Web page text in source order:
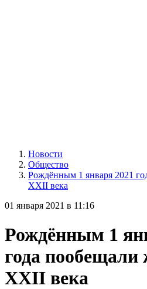
Новости
Общество
Рождённым 1 января 2021
XXII века
01 января 2021 в 11:16
Рождённым 1
года пообещали
XXII века